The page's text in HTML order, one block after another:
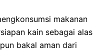
makanan
kain sebagai alas
bakal aman dari